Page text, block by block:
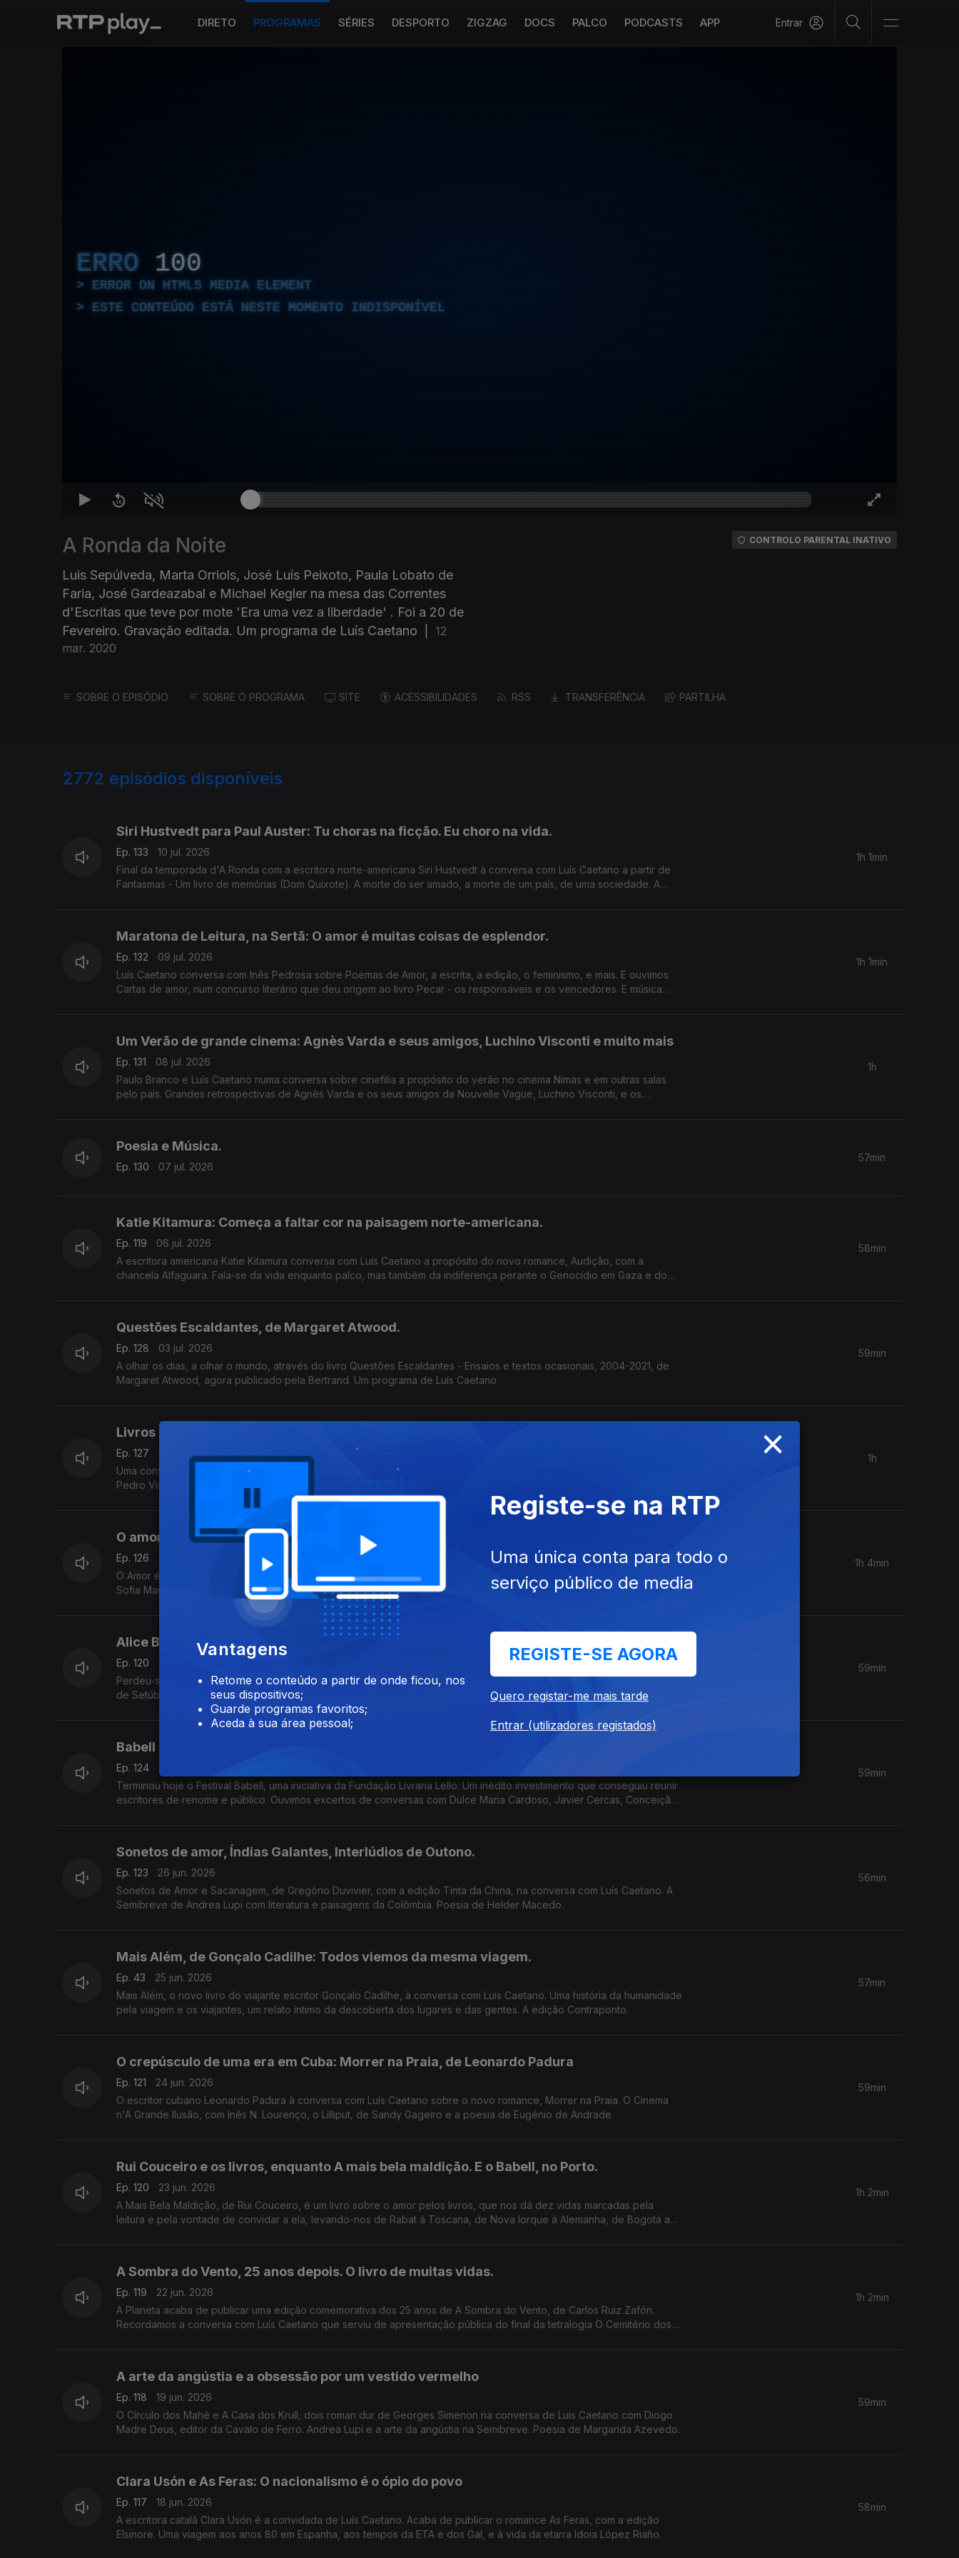
DIRETO PROGRAMAS SÉRIES DESPORTO ZIGZAG DOCS PALCO PODCASTS APP Entrar
ERRO 100
ERROR ON HTML5 MEDIA ELEMENT
ESTE CONTEÚDO ESTÁ NESTE MOMENTO INDISPONÍVEL
A Ronda da Noite
Luis Sepúlveda, Marta Orriols, José Luís Peixoto, Paula Lobato de
Faria, José Gardeazabal e Michael Kegler na mesa das Correntes
d'Escritas que teve por mote 'Era uma vez a liberdade' . Foi a 20 de
Fevereiro. Gravação editada. Um programa de Luís Caetano
12
mar. 2020
CONTROLO PARENTAL INATIVO
SOBRE O EPISÓDIO SOBRE O PROGRAMA SITE ACESSIBILIDADES RSS TRANSFERÊNCIA PARTILHA
2772 episódios disponíveis
Siri Hustvedt para Paul Auster: Tu choras na ficção. Eu choro na vida.
Ep. 133
10 jul. 2026
Final da temporada d'A Ronda com a escritora norte-americana Siri Hustvedt à conversa com Luís Caetano a partir de
Fantasmas - Um livro de memórias (Dom Quixote). A morte do ser amado, a morte de um país, de uma sociedade. A
1h 1min
Maratona de Leitura, na Sertã: O amor é muitas coisas de esplendor.
Ep. 132
09 jul. 2026
Luís Caetano conversa com Inês Pedrosa sobre Poemas de Amor, a escrita, a edição, o feminismo, e mais. E ouvimos
Cartas de amor, num concurso literário que deu origem ao livro Pecar - os responsáveis e os vencedores. E música
1h 1min
Um Verão de grande cinema: Agnès Varda e seus amigos, Luchino Visconti e muito mais
Ep. 131
08 jul. 2026
Paulo Branco e Luís Caetano numa conversa sobre cinefilia a propósito do verão no cinema Nimas e em outras salas
pelo país. Grandes retrospectivas de Agnès Varda e os seus amigos da Nouvelle Vague, Luchino Visconti, e os
1h
Poesia e Música.
Ep. 130 07 jul. 2026
57min
Katie Kitamura: Começa a faltar cor na paisagem norte-americana.
Ep. 119
06 jul. 2026
A escritora americana Katie Kitamura conversa com Luís Caetano a propósito do novo romance, Audição, com a
chancela Alfaguara. Fala-se da vida enquanto palco, mas também da indiferença perante o Genocídio em Gaza e do
58min
Questões Escaldantes, de Margaret Atwood.
Ep. 128
03 jul. 2026
A olhar os dias, a olhar o mundo, através do livro Questões Escaldantes - Ensaios e textos ocasionais, 2004-2021, de
Margaret Atwood, agora publicado pela Bertrand. Um programa de Luís Caetano
59min
Livros a Oeste: A Mulher é a Medida de Todas as Coisas
Ep. 127
Uma conversa no Festival Livros a Oeste, na Lourinhã, sob o mote 'A Mulher é a Medida de Todas as Coisas'. Com
Pedro Vieira, Inês Bernardo e Inês Pedrosa, condução de João Morales.
1h
O amor está no ar: Maratona de Leitura na Sertã, poesia, química.
Ep. 126
O Amor é o tema da 14ª edição da Maratona de Leitura que começa esta 4ª na Sertã, ate sábado. A responsável Ana
Sofia Marçal conversa com Luís Caetano. Também poemas de amor, escolhidos por Ana Luísa Amaral e a ciência por
1h 4min
Alice Brito: A voz das mulheres numa coisa pardaça em forma de país.
Ep. 120
Perdeu-se Relógio de Senhora, o novo romance de Alice Brito, à conversa com Luís Caetano na Biblioteca Municipal
de Setúbal. Tem a edição Companhia das Letras. Também a poesia de Siri Hustvedt para Paul Auster.
59min
Babell - Excertos de um Festival que encheu o Porto de Literatura
Ep. 124
Terminou hoje o Festival Babell, uma iniciativa da Fundação Livraria Lello. Um inédito investimento que conseguiu reunir
escritores de renome e público. Ouvimos excertos de conversas com Dulce Maria Cardoso, Javier Cercas, Conceição
59min
Sonetos de amor, Índias Galantes, Interlúdios de Outono.
Ep. 123
26 jun. 2026
Sonetos de Amor e Sacanagem, de Gregório Duvivier, com a edição Tinta da China, na conversa com Luís Caetano. A
Semibreve de Andrea Lupi com literatura e paisagens da Colômbia. Poesia de Helder Macedo.
56min
Mais Além, de Gonçalo Cadilhe: Todos viemos da mesma viagem.
Ep. 43
25 jun. 2026
Mais Além, o novo livro do viajante escritor Gonçalo Cadilhe, à conversa com Luís Caetano. Uma história da humanidade
pela viagem e os viajantes, um relato íntimo da descoberta dos lugares e das gentes. A edição Contraponto.
57min
O crepúsculo de uma era em Cuba: Morrer na Praia, de Leonardo Padura
Ep. 121
24 jun. 2026
O escritor cubano Leonardo Padura à conversa com Luís Caetano sobre o novo romance, Morrer na Praia. O Cinema
n'A Grande Ilusão, com Inês N. Lourenço, o Lilliput, de Sandy Gageiro e a poesia de Eugénio de Andrade.
59min
Rui Couceiro e os livros, enquanto A mais bela maldição. E o Babell, no Porto.
Ep. 120
23 jun. 2026
A Mais Bela Maldição, de Rui Couceiro, é um livro sobre o amor pelos livros, que nos dá dez vidas marcadas pela
leitura e pela vontade de convidar a ela, levando-nos de Rabat à Toscana, de Nova Iorque à Alemanha, de Bogotá a
1h 2min
A Sombra do Vento, 25 anos depois. O livro de muitas vidas.
Ep. 119
22 jun. 2026
A Planeta acaba de publicar uma edição comemorativa dos 25 anos de A Sombra do Vento, de Carlos Ruiz Zafón.
Recordamos a conversa com Luís Caetano que serviu de apresentação pública do final da tetralogia O Cemitério dos
1h 2min
A arte da angústia e a obsessão por um vestido vermelho
Ep. 118
19 jun. 2026
O Círculo dos Mahé e A Casa dos Krull, dois roman dur de Georges Simenon na conversa de Luís Caetano com Diogo
Madre Deus, editor da Cavalo de Ferro. Andrea Lupi e a arte da angústia na Semibreve. Poesia de Margarida Azevedo.
59min
Clara Usón e As Feras: O nacionalismo é o ópio do povo
Ep. 117
18 jun. 2026
A escritora catalã Clara Usón é a convidada de Luís Caetano. Acaba de publicar o romance As Feras, com a edição
Elsinore. Uma viagem aos anos 80 em Espanha, aos tempos da ETA e dos Gal, e à vida da etarra Idoia López Riaño.
58min
×
Vantagens
Retome o conteúdo a partir de onde ficou, nos
seus dispositivos;
Guarde programas favoritos;
Aceda à sua área pessoal;
Registe-se na RTP
Uma única conta para todo o
serviço público de media
REGISTE-SE AGORA
Quero registar-me mais tarde
Entrar (utilizadores registados)